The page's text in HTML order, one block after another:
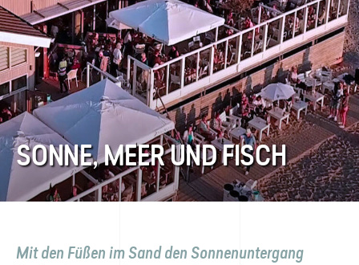
SONNE, MEER UND FISCH
Mit den Füßen im Sand den Sonnen­untergang